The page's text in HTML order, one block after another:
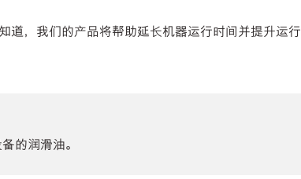
道，我们的产品将帮助延长机器运行时间并提升运
的润滑油。